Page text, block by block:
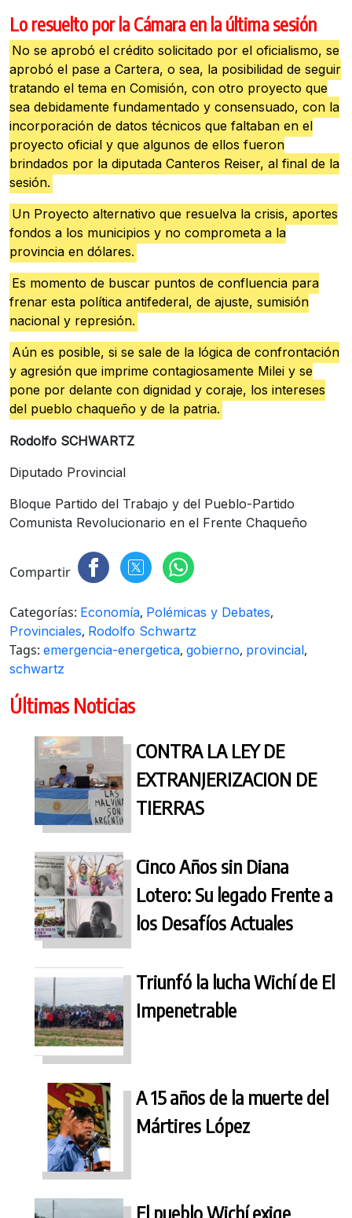
Lo resuelto por la Cámara en la última sesión
No se aprobó el crédito solicitado por el oficialismo, se
aprobó el pase a Cartera, o sea, la posibilidad de seguir
tratando el tema en Comisión, con otro proyecto que
sea debidamente fundamentado y consensuado, con la
incorporación de datos técnicos que faltaban en el
proyecto oficial y que algunos de ellos fueron
brindados por la diputada Canteros Reiser, al final de la
sesión.
Un Proyecto alternativo que resuelva la crisis, aportes
fondos a los municipios y no comprometa a la
provincia en dólares.
Es momento de buscar puntos de confluencia para
frenar esta política antifederal, de ajuste, sumisión
nacional y represión.
Aún es posible, si se sale de la lógica de confrontación
y agresión que imprime contagiosamente Milei y se
pone por delante con dignidad y coraje, los intereses
del pueblo chaqueño y de la patria.
Rodolfo SCHWARTZ
Diputado Provincial
Bloque Partido del Trabajo y del Pueblo-Partido
Comunista Revolucionario en el Frente Chaqueño
Compartir
Categorías: Economía, Polémicas y Debates,
Provinciales, Rodolfo Schwartz
Tags: emergencia-energetica, gobierno, provincial,
schwartz
Últimas Noticias
CONTRA LA LEY DE
EXTRANJERIZACION DE
TIERRAS
Cinco Años sin Diana
Lotero: Su legado Frente a
los Desafíos Actuales
Triunfó la lucha Wichí de El
Impenetrable
A 15 años de la muerte del
Mártires López
El pueblo Wichí exige